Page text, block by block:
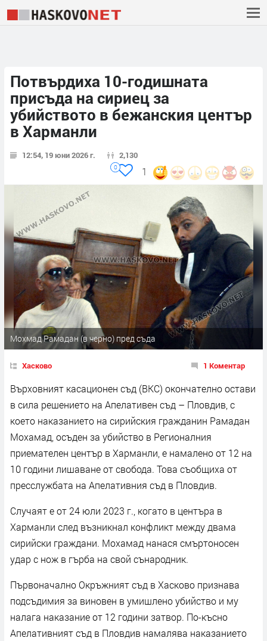
Потвърдиха 10-годишната
присъда на сириец за
убийството в бежанския център
в Харманли
12:54, 19 юни 2026 г. 2,130
1
0
Мохмад Рамадан (в черно) пред съда
Хасково 1 Коментар
Върховният касационен съд (ВКС) окончателно остави
в сила решението на Апелативен съд – Пловдив, с
което наказанието на сирийския гражданин Рамадан
Мохамад, осъден за убийство в Регионалния
приемателен център в Харманли, е намалено от 12 на
10 години лишаване от свобода. Това съобщиха от
пресслужбата на Апелативния съд в Пловдив.
Случаят е от 24 юли 2023 г., когато в центъра в
Харманли след възникнал конфликт между двама
сирийски граждани. Мохамад нанася смъртоносен
удар с нож в гърба на свой сънародник.
Първоначално Окръжният съд в Хасково признава
подсъдимия за виновен в умишлено убийство и му
налага наказание от 12 години затвор. По-късно
Апелативният съд в Пловдив намалява наказанието